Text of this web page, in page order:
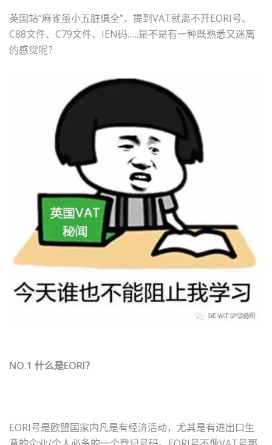
英国站“麻雀虽小五脏俱全”，提到VAT就离不开EORI号、
C88文件、C79文件、IEN码......是不是有一种既熟悉又迷离
的感觉呢？
NO.1 什么是EORI？
EORI号是欧盟国家内凡是有经济活动，尤其是有进出口生